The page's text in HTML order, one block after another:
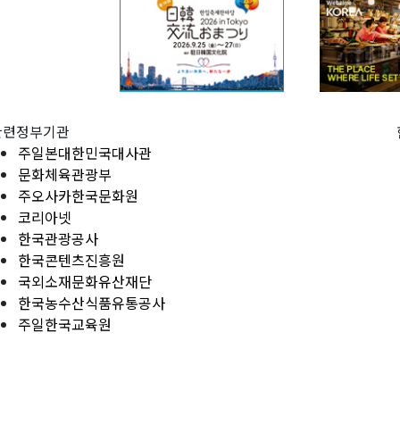
정부기관
주일본대한민국대사관
문화체육관광부
주오사카한국문화원
코리아넷
한국관광공사
한국콘텐츠진흥원
국외소재문화유산재단
한국농수산식품유통공사
주일한국교육원